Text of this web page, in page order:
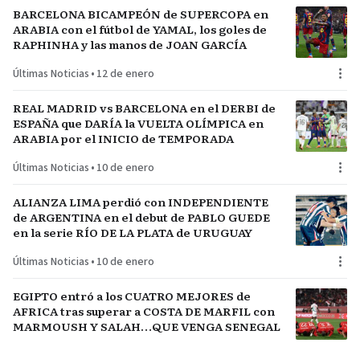
BARCELONA BICAMPEÓN de SUPERCOPA en
ARABIA con el fútbol de YAMAL, los goles de
RAPHINHA y las manos de JOAN GARCÍA
Últimas Noticias • 12 de enero
REAL MADRID vs BARCELONA en el DERBI de
ESPAÑA que DARÍA la VUELTA OLÍMPICA en
ARABIA por el INICIO de TEMPORADA
Últimas Noticias • 10 de enero
ALIANZA LIMA perdió con INDEPENDIENTE
de ARGENTINA en el debut de PABLO GUEDE
en la serie RÍO DE LA PLATA de URUGUAY
Últimas Noticias • 10 de enero
EGIPTO entró a los CUATRO MEJORES de
AFRICA tras superar a COSTA DE MARFIL con
MARMOUSH Y SALAH…QUE VENGA SENEGAL